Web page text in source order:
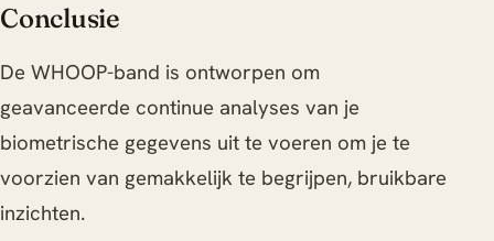
Conclusie
De WHOOP-band is ontworpen om
geavanceerde continue analyses van je
biometrische gegevens uit te voeren om je te
voorzien van gemakkelijk te begrijpen, bruikbare
inzichten.